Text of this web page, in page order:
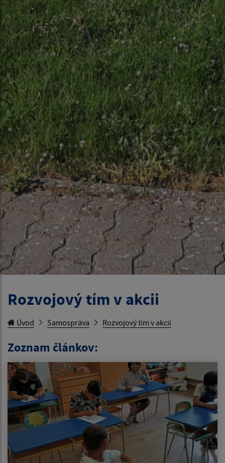
Rozvojový tím v akcii
Úvod Samospráva Rozvojový tím v akcii
Zoznam článkov: